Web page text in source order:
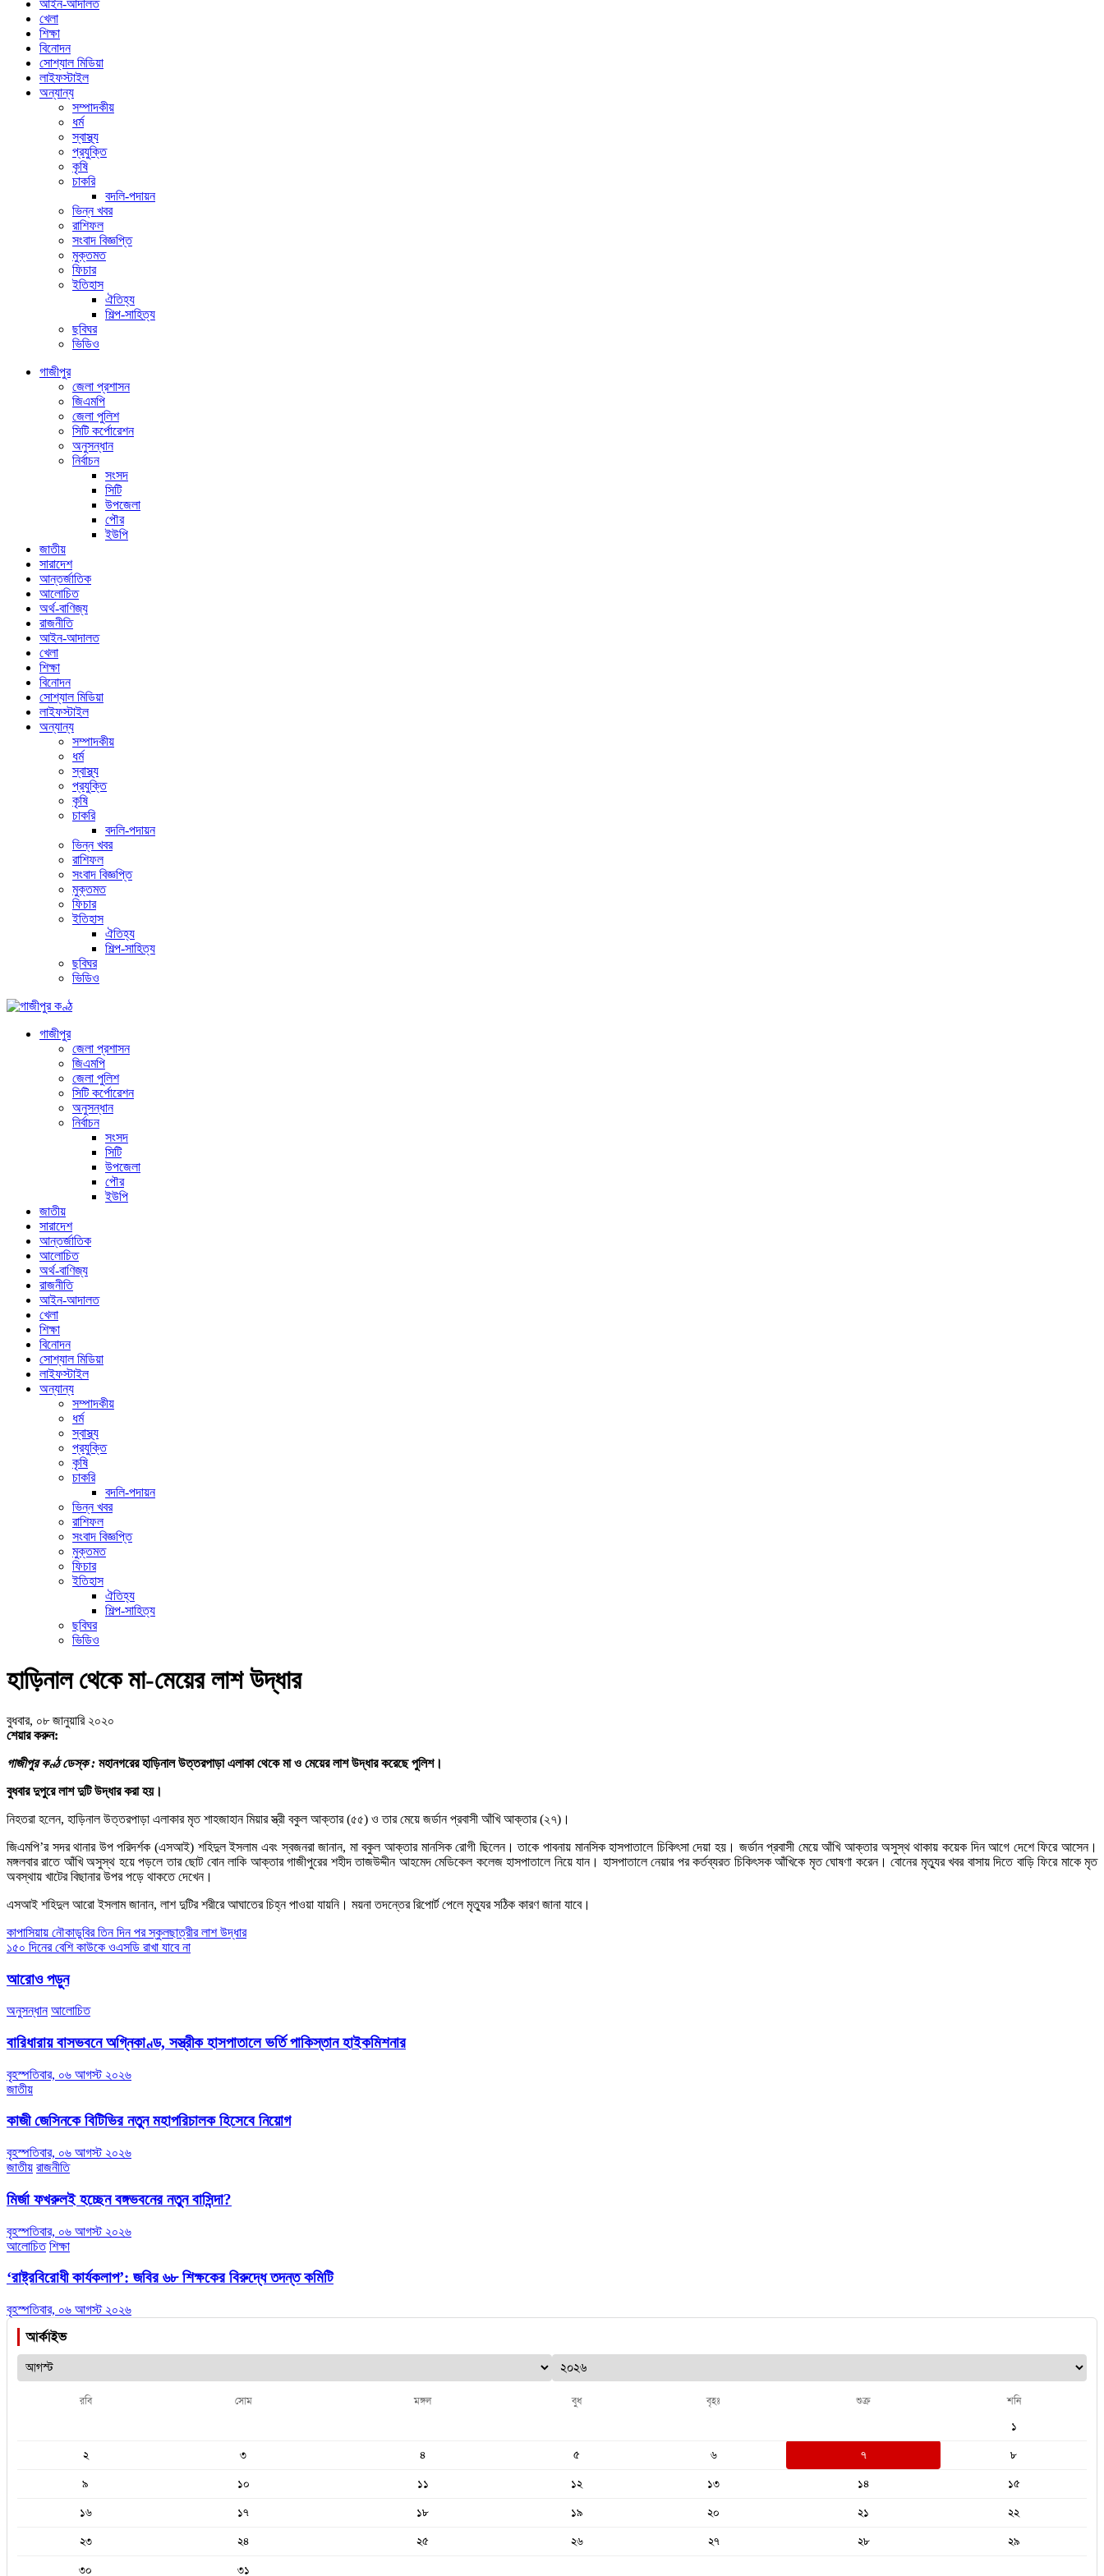
আইন-আদালত
খেলা
শিক্ষা
বিনোদন
সোশ্যাল মিডিয়া
লাইফস্টাইল
অন্যান্য
সম্পাদকীয়
ধর্ম
স্বাস্থ্য
প্রযুক্তি
কৃষি
চাকরি
বদলি-পদায়ন
ভিন্ন খবর
রাশিফল
সংবাদ বিজ্ঞপ্তি
মুক্তমত
ফিচার
ইতিহাস
ঐতিহ্য
শিল্প-সাহিত্য
ছবিঘর
ভিডিও
গাজীপুর
জেলা প্রশাসন
জিএমপি
জেলা পুলিশ
সিটি কর্পোরেশন
অনুসন্ধান
নির্বাচন
সংসদ
সিটি
উপজেলা
পৌর
ইউপি
জাতীয়
সারাদেশ
আন্তর্জাতিক
আলোচিত
অর্থ-বাণিজ্য
রাজনীতি
আইন-আদালত
খেলা
শিক্ষা
বিনোদন
সোশ্যাল মিডিয়া
লাইফস্টাইল
অন্যান্য
সম্পাদকীয়
ধর্ম
স্বাস্থ্য
প্রযুক্তি
কৃষি
চাকরি
বদলি-পদায়ন
ভিন্ন খবর
রাশিফল
সংবাদ বিজ্ঞপ্তি
মুক্তমত
ফিচার
ইতিহাস
ঐতিহ্য
শিল্প-সাহিত্য
ছবিঘর
ভিডিও
গাজীপুর
জেলা প্রশাসন
জিএমপি
জেলা পুলিশ
সিটি কর্পোরেশন
অনুসন্ধান
নির্বাচন
সংসদ
সিটি
উপজেলা
পৌর
ইউপি
জাতীয়
সারাদেশ
আন্তর্জাতিক
আলোচিত
অর্থ-বাণিজ্য
রাজনীতি
আইন-আদালত
খেলা
শিক্ষা
বিনোদন
সোশ্যাল মিডিয়া
লাইফস্টাইল
অন্যান্য
সম্পাদকীয়
ধর্ম
স্বাস্থ্য
প্রযুক্তি
কৃষি
চাকরি
বদলি-পদায়ন
ভিন্ন খবর
রাশিফল
সংবাদ বিজ্ঞপ্তি
মুক্তমত
ফিচার
ইতিহাস
ঐতিহ্য
শিল্প-সাহিত্য
ছবিঘর
ভিডিও
হাড়িনাল থেকে মা-মেয়ের লাশ উদ্ধার
বুধবার, ০৮ জানুয়ারি ২০২০
শেয়ার করুন:
গাজীপুর কণ্ঠ ডেস্ক : মহানগরের হাড়িনাল উত্তরপাড়া এলাকা থেকে মা ও মেয়ের লাশ উদ্ধার করেছে পুলিশ।
বুধবার দুপুরে লাশ দুটি উদ্ধার করা হয়।
নিহতরা হলেন, হাড়িনাল উত্তরপাড়া এলাকার মৃত শাহজাহান মিয়ার স্ত্রী বকুল আক্তার (৫৫) ও তার মেয়ে জর্ডান প্রবাসী আঁখি আক্তার (২৭)।
জিএমপি’র সদর থানার উপ পরিদর্শক (এসআই) শহিদুল ইসলাম এবং স্বজনরা জানান, মা বকুল আক্তার মানসিক রোগী ছিলেন। তাকে পাবনায় মানসিক হাসপাতালে চিকিৎসা দেয়া হয়। জর্ডান প্রবাসী মেয়ে আঁখি আক্তার অসুস্থ থাকায় কয়েক দিন আগে দেশে ফিরে আসেন।
মঙ্গলবার রাতে আঁখি অসুস্থ হয়ে পড়লে তার ছোট বোন লাকি আক্তার গাজীপুরের শহীদ তাজউদ্দীন আহমেদ মেডিকেল কলেজ হাসপাতালে নিয়ে যান। হাসপাতালে নেয়ার পর কর্তব্যরত চিকিৎসক আঁখিকে মৃত ঘোষণা করেন। বোনের মৃত্যুর খবর বাসায় দিতে বাড়ি ফিরে মাকে মৃত
অবস্থায় খাটের বিছানার উপর পড়ে থাকতে দেখেন।
এসআই শহিদুল আরো ইসলাম জানান, লাশ দুটির শরীরে আঘাতের চিহ্ন পাওয়া যায়নি। ময়না তদন্তের রিপোর্ট পেলে মৃত্যুর সঠিক কারণ জানা যাবে।
Post
navigation
কাপাসিয়ায় নৌকাডুবির তিন দিন পর স্কুলছাত্রীর লাশ উদ্ধার
১৫০ দিনের বেশি কাউকে ওএসডি রাখা যাবে না
আরোও পড়ুন
অনুসন্ধান আলোচিত
বারিধারায় বাসভবনে অগ্নিকাণ্ড, সস্ত্রীক হাসপাতালে ভর্তি পাকিস্তান হাইকমিশনার
বৃহস্পতিবার, ০৬ আগস্ট ২০২৬
জাতীয়
কাজী জেসিনকে বিটিভির নতুন মহাপরিচালক হিসেবে নিয়োগ
বৃহস্পতিবার, ০৬ আগস্ট ২০২৬
জাতীয় রাজনীতি
মির্জা ফখরুলই হচ্ছেন বঙ্গভবনের নতুন বাসিন্দা?
বৃহস্পতিবার, ০৬ আগস্ট ২০২৬
আলোচিত শিক্ষা
‘রাষ্ট্রবিরোধী কার্যকলাপ’: জবির ৬৮ শিক্ষকের বিরুদ্ধে তদন্ত কমিটি
বৃহস্পতিবার, ০৬ আগস্ট ২০২৬
আর্কাইভ
রবি সোম মঙ্গল বুধ বৃহঃ শুক্র শনি
১
২
৩ ৪ ৫ ৬ ৭
৮
৯
১০ ১১ ১২ ১৩ ১৪
১৫
১৬
১৭ ১৮ ১৯ ২০ ২১
২২
২৩
২৪ ২৫ ২৬ ২৭ ২৮
২৯
৩০
৩১